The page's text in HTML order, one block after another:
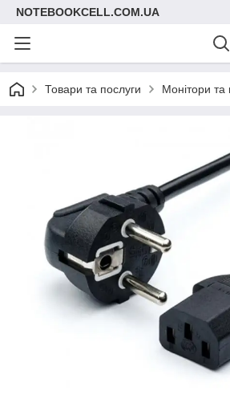
NOTEBOOKCELL.COM.UA
Товари та послуги Монітори та